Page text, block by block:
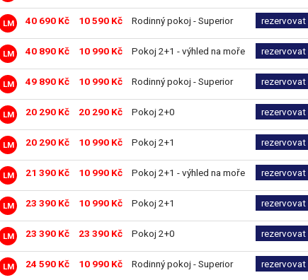
LM 40 690 Kč 10 590 Kč Rodinný pokoj - Superior rezervovat
LM 40 890 Kč 10 990 Kč Pokoj 2+1 - výhled na moře rezervovat
LM 49 890 Kč 10 990 Kč Rodinný pokoj - Superior rezervovat
LM 20 290 Kč 20 290 Kč Pokoj 2+0 rezervovat
LM 20 290 Kč 10 990 Kč Pokoj 2+1 rezervovat
LM 21 390 Kč 10 990 Kč Pokoj 2+1 - výhled na moře rezervovat
LM 23 390 Kč 10 990 Kč Pokoj 2+1 rezervovat
LM 23 390 Kč 23 390 Kč Pokoj 2+0 rezervovat
LM 24 590 Kč 10 990 Kč Rodinný pokoj - Superior rezervovat